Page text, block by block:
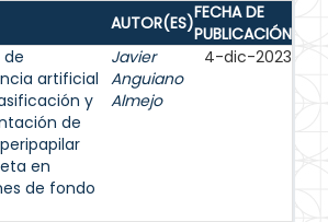
AUTOR(ES)FECHA DE
PUBLICACIÓN
de
artificial
y
de
en
de fondo
Javier
Anguiano
Almejo
4-dic-2023